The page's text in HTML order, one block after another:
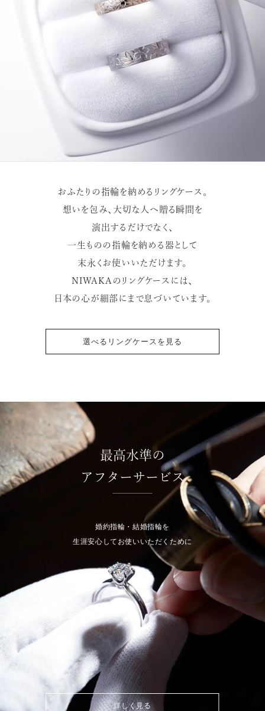
おふたりの指輪を納めるリングケース。
想いを包み、大切な人へ贈る瞬間を
演出するだけでなく、
一生ものの指輪を納める器として
末永くお使いいただけます。
NIWAKAのリングケースには、
日本の心が細部にまで息づいています。
選べるリングケースを見る
最高水準の
アフターサービス
婚約指輪・結婚指輪を
生涯安心してお使いいただくために
詳しく見る